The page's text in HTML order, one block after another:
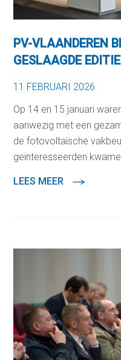
PV-VLAANDEREN
GESLAAGDE
11 FEBRUARI 2026
Op 14 en 15 januari
aanwezig met een
de fotovoltaïsche
geïnteresseerden
LEES MEER